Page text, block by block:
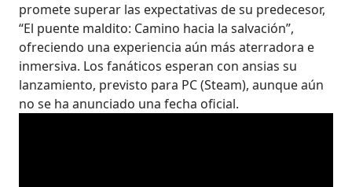
promete superar las expectativas de su predecesor,
“El puente maldito: Camino hacia la salvación”,
ofreciendo una experiencia aún más aterradora e
inmersiva. Los fanáticos esperan con ansias su
lanzamiento, previsto para PC (Steam), aunque aún
no se ha anunciado una fecha oficial.